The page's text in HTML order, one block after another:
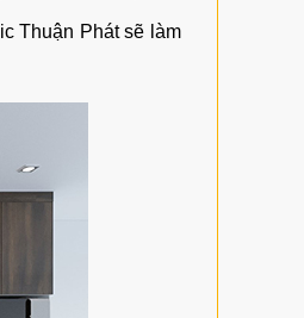
Thuận Phát sẽ làm